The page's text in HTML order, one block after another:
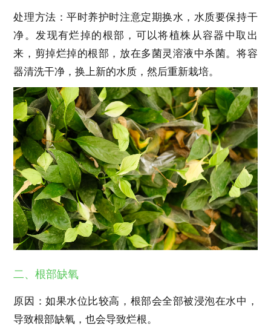
处理方法：平时养护时注意定期换水，水质要保持干
净。发现有烂掉的根部，可以将植株从容器中取出
来，剪掉烂掉的根部，放在多菌灵溶液中杀菌。将容
器清洗干净，换上新的水质，然后重新栽培。
二、根部缺氧
原因：如果水位比较高，根部会全部被浸泡在水中，
导致根部缺氧，也会导致烂根。